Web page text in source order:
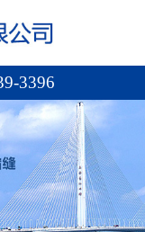
3396